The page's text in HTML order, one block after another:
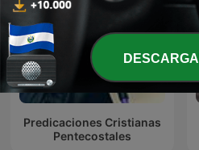
Predicaciones Cristianas
Pentecostales